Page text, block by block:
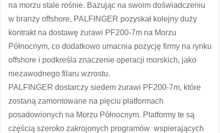
na morzu stale rośnie. Bazując na swoim doświadczeniu
w branży offshore, PALFINGER pozyskał kolejny duży
kontrakt na dostawę żurawi PF200-7m na Morzu
Północnym, co dodatkowo umacnia pozycję firmy na rynku
offshore i podkreśla znaczenie ​​operacji morskich, jako
niezawodnego filaru wzrostu.
PALFINGER dostarczy siedem żurawi PF200-7m, które
zostaną zamontowane na pięciu platformach
posadowionych na Morzu Północnym. Platformy te są
częścią szeroko zakrojonych programów wspierających